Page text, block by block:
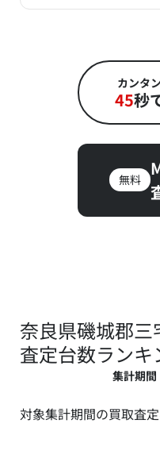
カンタ
45秒
無料
奈良県磯城郡三
査定台数ランキ
集計期
対象集計期間の買取査